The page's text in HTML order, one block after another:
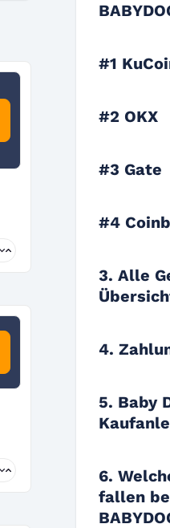
#1
#2 OKX
#3 Gate
#4
3. Alle
4.
5. Baby
6.
fallen